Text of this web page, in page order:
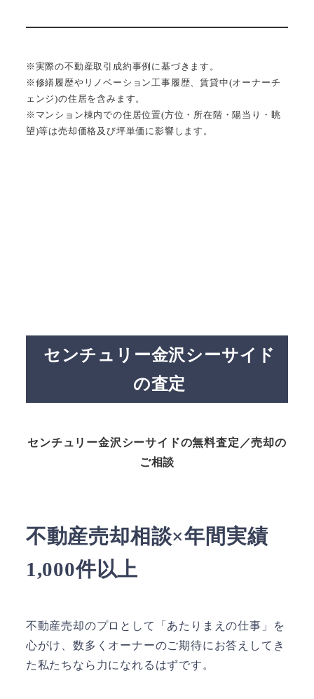
※実際の不動産取引成約事例に基づきます。
※修繕履歴やリノベーション工事履歴、賃貸中(オーナーチ
ェンジ)の住居を含みます。
※マンション棟内での住居位置(方位・所在階・陽当り・眺
望)等は売却価格及び坪単価に影響します。
センチュリー金沢シーサイド
の査定
センチュリー金沢シーサイドの無料査定／売却の
ご相談
不動産売却相談×年間実績
1,000件以上
不動産売却のプロとして「あたりまえの仕事」を
心がけ、数多くオーナーのご期待にお答えしてき
た私たちなら力になれるはずです。